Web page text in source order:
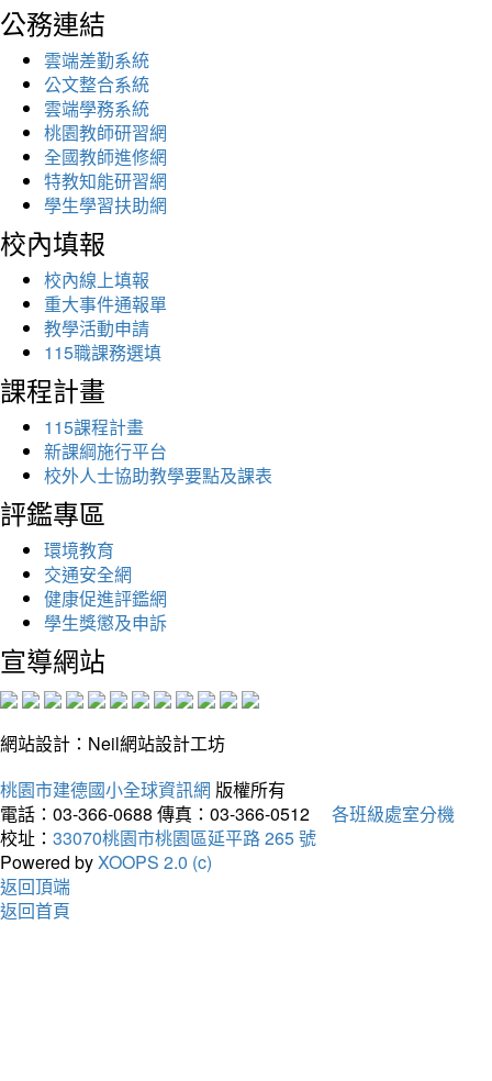
公務連結
雲端差勤系統
公文整合系統
雲端學務系統
桃園教師研習網
全國教師進修網
特教知能研習網
學生學習扶助網
校內填報
校內線上填報
重大事件通報單
教學活動申請
115職課務選填
課程計畫
115課程計畫
新課綱施行平台
校外人士協助教學要點及課表
評鑑專區
環境教育
交通安全網
健康促進評鑑網
學生獎懲及申訴
宣導網站
網站設計：Neil網站設計工坊
桃園市建德國小全球資訊網 版權所有
電話：03-366-0688 傳真：03-366-0512
各班級處室分機
校址： 33070桃園市桃園區延平路 265 號
Powered byXOOPS 2.0 (c)
返回頂端
返回首頁